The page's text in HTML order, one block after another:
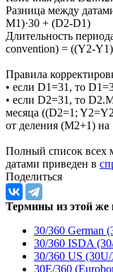
Категория — Методы
Начальная дата:
Конечная дата
M1)·30 + (D2-D1)
Длительность
convention) = ((Y2-
Правила
• если D2=31, то
месяца ((D2=1;
от деления (M2+1) на
Полный список всех
датами приведен в
Поделиться
Термины из этой же